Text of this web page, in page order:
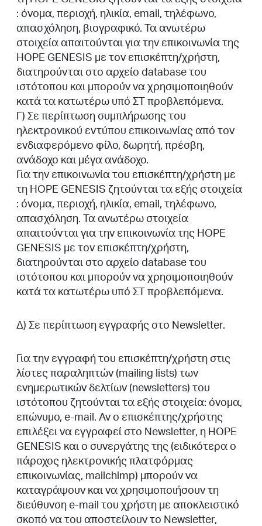
: όνομα, περιοχή, ηλικία, email, τηλέφωνο,
απασχόληση, βιογραφικό. Τα ανωτέρω
στοιχεία απαιτούνται για την επικοινωνία της
HOPE GENESIS με τον επισκέπτη/χρήστη,
διατηρούνται στο αρχείο database του
ιστότοπου και μπορούν να χρησιμοποιηθούν
κατά τα κατωτέρω υπό ΣΤ προβλεπόμενα.
Γ) Σε περίπτωση συμπλήρωσης του
ηλεκτρονικού εντύπου επικοινωνίας από τον
ενδιαφερόμενο φίλο, δωρητή, πρέσβη,
ανάδοχο και μέγα ανάδοχο.
Για την επικοινωνία του επισκέπτη/χρήστη με
τη HOPE GENESIS ζητούνται τα εξής στοιχεία
: όνομα, περιοχή, ηλικία, email, τηλέφωνο,
απασχόληση. Τα ανωτέρω στοιχεία
απαιτούνται για την επικοινωνία της HOPE
GENESIS με τον επισκέπτη/χρήστη,
διατηρούνται στο αρχείο database του
ιστότοπου και μπορούν να χρησιμοποιηθούν
κατά τα κατωτέρω υπό ΣΤ προβλεπόμενα.
Δ) Σε περίπτωση εγγραφής στο Newsletter.
Για την εγγραφή του επισκέπτη/χρήστη στις
λίστες παραληπτών (mailing lists) των
ενημερωτικών δελτίων (newsletters) του
ιστότοπου ζητούνται τα εξής στοιχεία: όνομα,
επώνυμο, e-mail. Αν ο επισκέπτης/χρήστης
επιλέξει να εγγραφεί στο Newsletter, η HOPE
GENESIS και ο συνεργάτης της (ειδικότερα ο
πάροχος ηλεκτρονικής πλατφόρμας
επικοινωνίας, mailchimp) μπορούν να
καταγράψουν και να χρησιμοποιήσουν τη
διεύθυνση e-mail του χρήστη με αποκλειστικό
σκοπό να του αποστείλουν το Newsletter,